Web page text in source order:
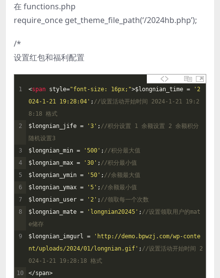
在 functions.php
require_once get_theme_file_path(‘/2024hb.php’);
/*
设置红包和福利配置
1
2
3
4
5
6
7
8
9
10
<span style="font-size: 16px;">$longnian_time =
'2
024-1-21 19:28:04' ; //设置活动开始时间 2024-1-21 19:2
8:18 格式
$longnian_jife = '3' ; //积分设置 1 余额设置 2 余额积分
随机设置3
$longnian_min = '500' ; //积分最大值
$longnian_max = '30' ; //积分最小值
$longnian_ymin = '50' ; //余额最大值
$longnian_ymax = '5' ; //余额最小值
$longnian_user = '2' ; //领取每一个次数
$longnian_mate = 'longnian20245' ; //设置领取用户的mat
e储存
$longnian_imgurl =
'http://demo.bpwzj.com/wp-conte
nt/uploads/2024/01/longnian.gif' ; //设置活动开始时间 2
024-1-21 19:28:18 格式
</span>